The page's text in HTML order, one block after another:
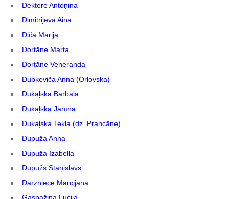
Dektere Antoņina
Dimitrijeva Aina
Diča Marija
Dortāne Marta
Dortāne Veneranda
Dubkeviča Anna (Orlovska)
Dukaļska Bārbala
Dukaļska Janīna
Dukaļska Tekla (dz. Prancāne)
Dupuža Anna
Dupuža Izabella
Dupužs Staņislavs
Dārzniece Marcijana